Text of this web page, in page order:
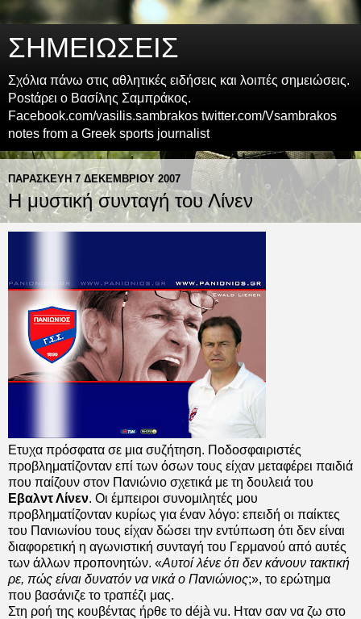
ΣΗΜΕΙΩΣΕΙΣ
Σχόλια πάνω στις αθλητικές ειδήσεις και λοιπές σημειώσεις.
Postάρει ο Βασίλης Σαμπράκος.
Facebook.com/vasilis.sambrakos twitter.com/Vsambrakos
notes from a Greek sports journalist
ΠΑΡΑΣΚΕΥΉ 7 ΔΕΚΕΜΒΡΊΟΥ 2007
Η μυστική συνταγή του Λίνεν
Ετυχα πρόσφατα σε μια συζήτηση. Ποδοσφαιριστές
προβληματίζονταν επί των όσων τους είχαν μεταφέρει παιδιά
που παίζουν στον Πανιώνιο σχετικά με τη δουλειά του
Εβαλντ Λίνεν. Οι έμπειροι συνομιλητές μου
προβληματίζονταν κυρίως για έναν λόγο: επειδή οι παίκτες
του Πανιωνίου τους είχαν δώσει την εντύπωση ότι δεν είναι
διαφορετική η αγωνιστική συνταγή του Γερμανού από αυτές
των άλλων προπονητών. «Αυτοί λένε ότι δεν κάνουν τακτική
ρε, πώς είναι δυνατόν να νικά ο Πανιώνιος;», το ερώτημα
που βασάνιζε το τραπέζι μας.
Στη ροή της κουβέντας ήρθε το déjà vu. Ηταν σαν να ζω στο